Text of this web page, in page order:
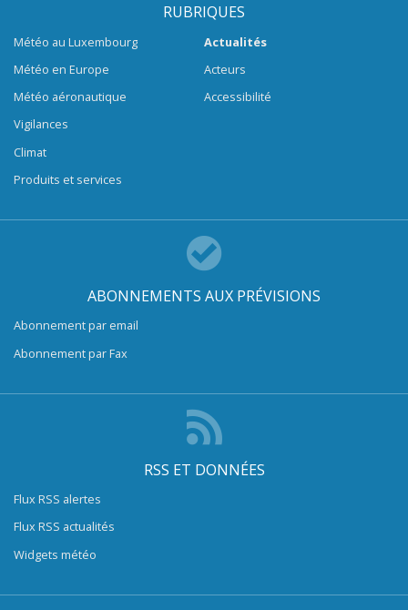
RUBRIQUES
Météo au Luxembourg
Météo en Europe
Météo aéronautique
Vigilances
Climat
Produits et services
Actualités
Acteurs
Accessibilité
ABONNEMENTS AUX PRÉVISIONS
Abonnement par email
Abonnement par Fax
RSS ET DONNÉES
Flux RSS alertes
Flux RSS actualités
Widgets météo